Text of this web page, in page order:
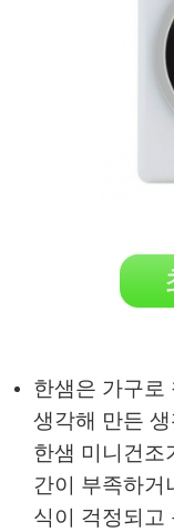
한샘은 가구로
생각해 만든
한샘 미니건조
간이 부족하거
식이 걱정되고